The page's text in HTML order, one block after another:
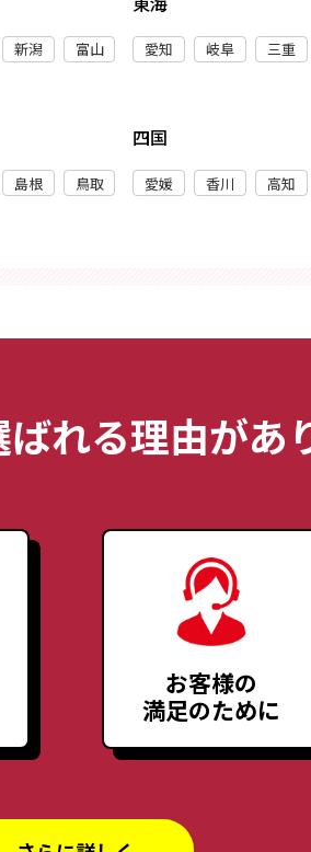
新潟
富山
愛知 岐阜 三重
島根
鳥取
四国
愛媛 香川 高知
ばれる理由があ
お客様の
満足のために